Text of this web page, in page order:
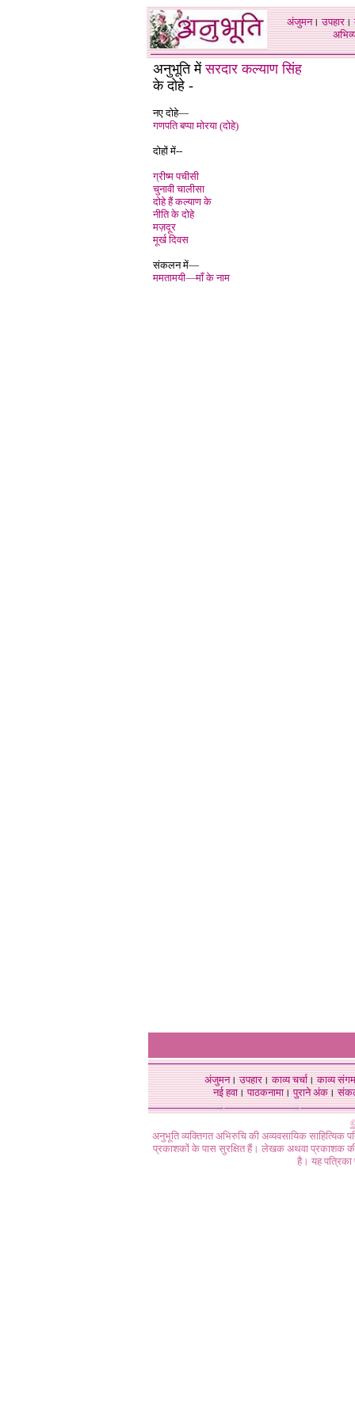
अंजुमन।उपहार।
अनुभूति मेंसरदार कल्याण सिंह
के दोहे -
नए दोहे—
गणपति बप्पा मोरया (दोहे)
दोहों में--
ग्रीष्म पचीसी
चुनावी चालीसा
दोहे हैं कल्याण के
नीति के दोहे
मज़दूर
मूर्ख दिवस
संकलन में—
ममतामयी—माँ के नाम
अंजुमन।उपहार।काव्य चर्चा।काव्य संगम
नई हवा। पाठकनामा। पुराने अंक।
अनुभूति व्यक्तिगत अभिरुचि की अव्यवसायिक
प्रकाशकों के पास सुरक्षित हैं। लेखक अथवा प्रकाशक की
है। यह पत्रिका